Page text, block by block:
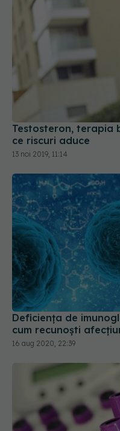
Testosteron, terapia
ce riscuri aduce
13 noi 2019, 11:14
Deficiența de
cum recunoști
16 aug 2020, 22:39